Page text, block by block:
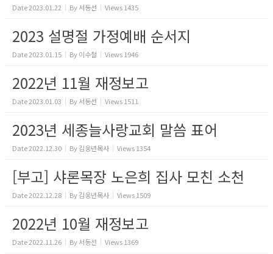
Date2023.01.22 By서동선 Views1435
2023 설명절 가정예배 순서지
Date2023.01.15 By이수철 Views1946
2022년 11월 재정보고
Date2023.01.03 By서동선 Views1511
2023년 세종늘사랑교회 말씀 표어
Date2022.12.30 By김웅년목사 Views1354
[부고] 샤론목장 노은희 집사 모친 소천
Date2022.12.28 By김웅년목사 Views1509
2022년 10월 재정보고
Date2022.11.26 By서동선 Views1369